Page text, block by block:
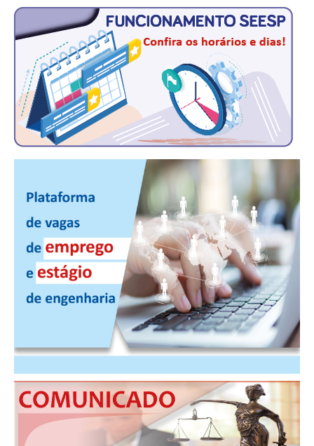
PALAVRA DO MURILO
NOTÍCIAS
CONTEÚDO ESPECIAL
JORNAL DO ENGENHEIRO
AGENDA
NOTÍCIAS NO WHATSAPP
PUBLICAÇÕES
PUBLICIDADE
MANUAL DE REDAÇÃO
RELEASES
CADASTRO
ASSOCIE-SE